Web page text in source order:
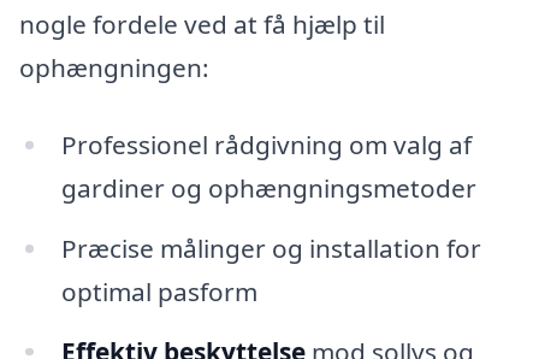
nogle fordele ved at få hjælp til
ophængningen:
Professionel rådgivning om valg af
gardiner og ophængningsmetoder
Præcise målinger og installation for
optimal pasform
Effektiv beskyttelsemod sollys og